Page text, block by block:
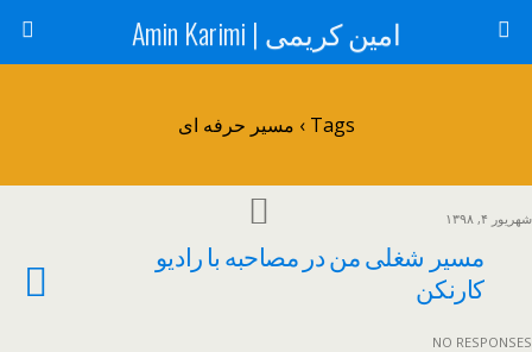
امین کریمی | Amin Karimi
Tags › مسیر حرفه ای
شهریور ۴, ۱۳۹۸
مسیر شغلی من در مصاحبه با رادیو
کارنکن
NO RESPONSES